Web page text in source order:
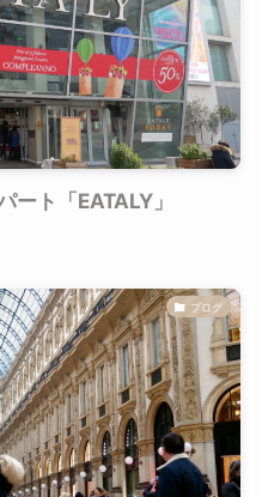
ート「EATALY」
ブログ